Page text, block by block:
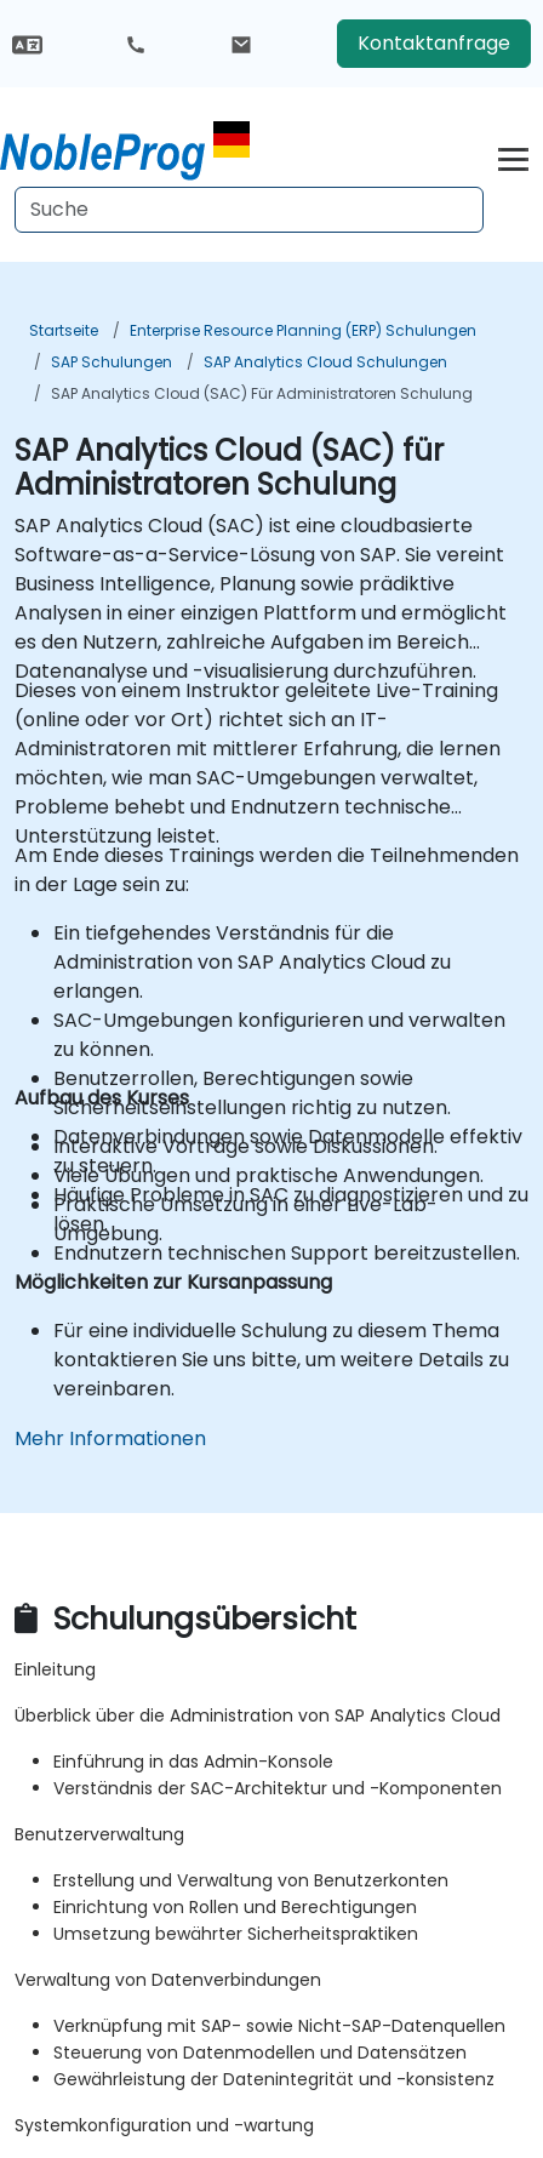
Kontaktanfrage
Startseite
Enterprise Resource Planning (ERP) Schulungen
SAP Schulungen
SAP Analytics Cloud Schulungen
SAP Analytics Cloud (SAC) Für Administratoren Schulung
SAP Analytics Cloud (SAC) für
Administratoren Schulung
SAP Analytics Cloud (SAC) ist eine cloudbasierte
Software-as-a-Service-Lösung von SAP. Sie vereint
Business Intelligence, Planung sowie prädiktive
Analysen in einer einzigen Plattform und ermöglicht
es den Nutzern, zahlreiche Aufgaben im Bereich
Datenanalyse und -visualisierung durchzuführen.
Dieses von einem Instruktor geleitete Live-Training
(online oder vor Ort) richtet sich an IT-
Administratoren mit mittlerer Erfahrung, die lernen
möchten, wie man SAC-Umgebungen verwaltet,
Probleme behebt und Endnutzern technische
Unterstützung leistet.
Am Ende dieses Trainings werden die Teilnehmenden
in der Lage sein zu:
Ein tiefgehendes Verständnis für die
Administration von SAP Analytics Cloud zu
erlangen.
SAC-Umgebungen konfigurieren und verwalten
zu können.
Benutzerrollen, Berechtigungen sowie
Sicherheitseinstellungen richtig zu nutzen.
Datenverbindungen sowie Datenmodelle effektiv
zu steuern.
Häufige Probleme in SAC zu diagnostizieren und zu
lösen.
Endnutzern technischen Support bereitzustellen.
Aufbau des Kurses
Interaktive Vorträge sowie Diskussionen.
Viele Übungen und praktische Anwendungen.
Praktische Umsetzung in einer Live-Lab-
Umgebung.
Möglichkeiten zur Kursanpassung
Für eine individuelle Schulung zu diesem Thema
kontaktieren Sie uns bitte, um weitere Details zu
vereinbaren.
Mehr Informationen
Schulungsübersicht
Einleitung
Überblick über die Administration von SAP Analytics Cloud
Einführung in das Admin-Konsole
Verständnis der SAC-Architektur und -Komponenten
Benutzerverwaltung
Erstellung und Verwaltung von Benutzerkonten
Einrichtung von Rollen und Berechtigungen
Umsetzung bewährter Sicherheitspraktiken
Verwaltung von Datenverbindungen
Verknüpfung mit SAP- sowie Nicht-SAP-Datenquellen
Steuerung von Datenmodellen und Datensätzen
Gewährleistung der Datenintegrität und -konsistenz
Systemkonfiguration und -wartung